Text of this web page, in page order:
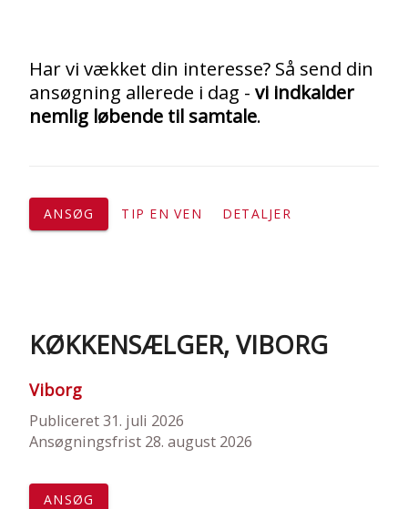
Har vi vækket din interesse? Så send din
ansøgning allerede i dag - vi indkalder
nemlig løbende til samtale.
ANSØG TIP EN VEN DETALJER
KØKKENSÆLGER, VIBORG
Viborg
Publiceret 31. juli 2026
Ansøgningsfrist 28. august 2026
ANSØG